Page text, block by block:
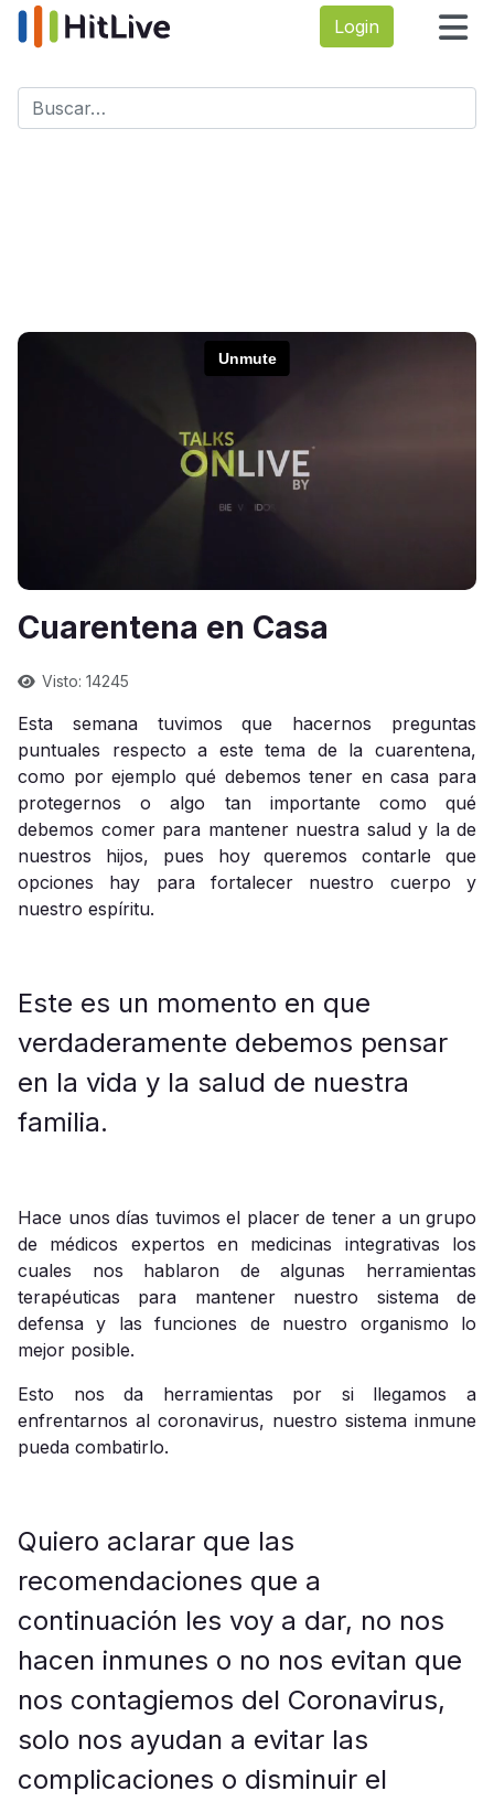
Login
Buscar
Cuarentena en Casa
Visto: 14245
Esta semana tuvimos que hacernos preguntas
puntuales respecto a este tema de la cuarentena,
como por ejemplo qué debemos tener en casa para
protegernos o algo tan importante como qué
debemos comer para mantener nuestra salud y la de
nuestros hijos, pues hoy queremos contarle que
opciones hay para fortalecer nuestro cuerpo y
nuestro espíritu.
Este es un momento en que
verdaderamente debemos pensar
en la vida y la salud de nuestra
familia.
Hace unos días tuvimos el placer de tener a un grupo
de médicos expertos en medicinas integrativas los
cuales nos hablaron de algunas herramientas
terapéuticas para mantener nuestro sistema de
defensa y las funciones de nuestro organismo lo
mejor posible.
Esto nos da herramientas por si llegamos a
enfrentarnos al coronavirus, nuestro sistema inmune
pueda combatirlo.
Quiero aclarar que las
recomendaciones que a
continuación les voy a dar, no nos
hacen inmunes o no nos evitan que
nos contagiemos del Coronavirus,
solo nos ayudan a evitar las
complicaciones o disminuir el